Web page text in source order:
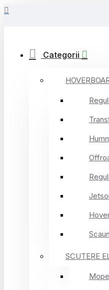
Categorii
SCUTERE